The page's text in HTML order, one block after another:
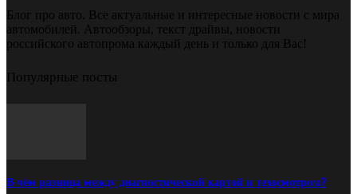
Блог про авто. Все актуальные и интересные новости с мира
автомобилей. Автообзоры, текст драйвы, новости
российского автопрома каждый день и только для Вас!
Популярные посты
В чём разница между диагностической картой и техосмотром?